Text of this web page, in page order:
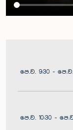
පෙ.ව. 9:30 - පෙ.ව.
පෙ.ව. 10:30 - පෙ.ව.